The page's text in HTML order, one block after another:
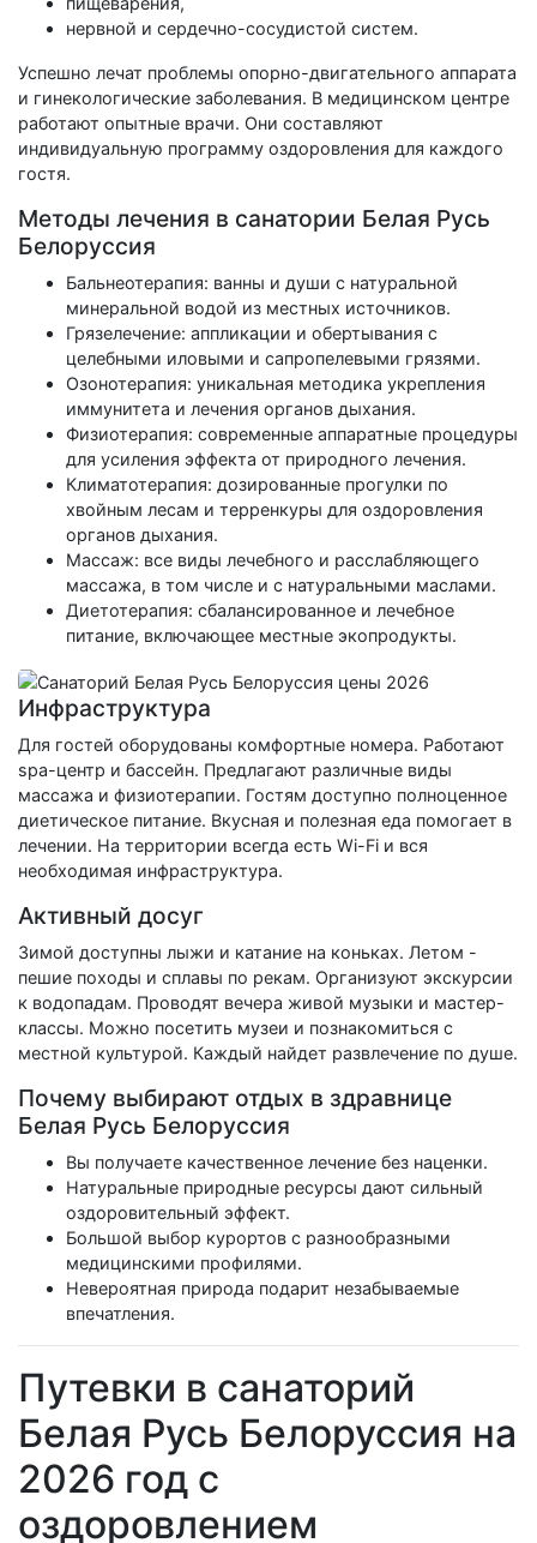
нервной и сердечно-сосудистой систем.
Успешно лечат проблемы опорно-двигательного аппарата
и гинекологические заболевания. В медицинском центре
работают опытные врачи. Они составляют
индивидуальную программу оздоровления для каждого
гостя.
Методы лечения в санатории Белая Русь
Белоруссия
Бальнеотерапия: ванны и души с натуральной
минеральной водой из местных источников.
Грязелечение: аппликации и обертывания с
целебными иловыми и сапропелевыми грязями.
Озонотерапия: уникальная методика укрепления
иммунитета и лечения органов дыхания.
Физиотерапия: современные аппаратные процедуры
для усиления эффекта от природного лечения.
Климатотерапия: дозированные прогулки по
хвойным лесам и терренкуры для оздоровления
органов дыхания.
Массаж: все виды лечебного и расслабляющего
массажа, в том числе и с натуральными маслами.
Диетотерапия: сбалансированное и лечебное
питание, включающее местные экопродукты.
Инфраструктура
Для гостей оборудованы комфортные номера. Работают
spa-центр и бассейн. Предлагают различные виды
массажа и физиотерапии. Гостям доступно полноценное
диетическое питание. Вкусная и полезная еда помогает в
лечении. На территории всегда есть Wi-Fi и вся
необходимая инфраструктура.
Активный досуг
Зимой доступны лыжи и катание на коньках. Летом -
пешие походы и сплавы по рекам. Организуют экскурсии
к водопадам. Проводят вечера живой музыки и мастер-
классы. Можно посетить музеи и познакомиться с
местной культурой. Каждый найдет развлечение по душе.
Почему выбирают отдых в здравнице
Белая Русь Белоруссия
Вы получаете качественное лечение без наценки.
Натуральные природные ресурсы дают сильный
оздоровительный эффект.
Большой выбор курортов с разнообразными
медицинскими профилями.
Невероятная природа подарит незабываемые
впечатления.
Путевки в санаторий
Белая Русь Белоруссия на
2026 год с
оздоровлением